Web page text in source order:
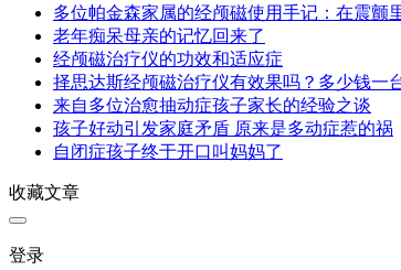
多位帕金森家属的经颅磁使用手记：在震颤
老年痴呆母亲的记忆回来了​
经颅磁治疗仪的功效和适应症
择思达斯经颅磁治疗仪有效果吗？多少钱一
来自多位治愈抽动症孩子家长的经验之谈
孩子好动引发家庭矛盾 原来是多动症惹的祸
自闭症孩子终于开口叫妈妈了
收藏文章
登录